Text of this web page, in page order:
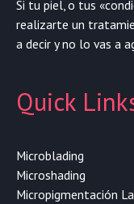
Si tu piel, o tus
realizarte un
a decir y no lo vas a
Quick
Microblading
Microshading
Micropigmentación